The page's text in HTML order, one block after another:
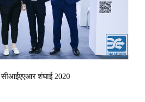
सीआईएएआर शंघाई 2020